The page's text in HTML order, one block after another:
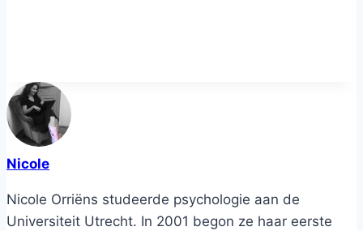
Nicole
Nicole Orriëns studeerde psychologie aan de
Universiteit Utrecht. In 2001 begon ze haar eerste